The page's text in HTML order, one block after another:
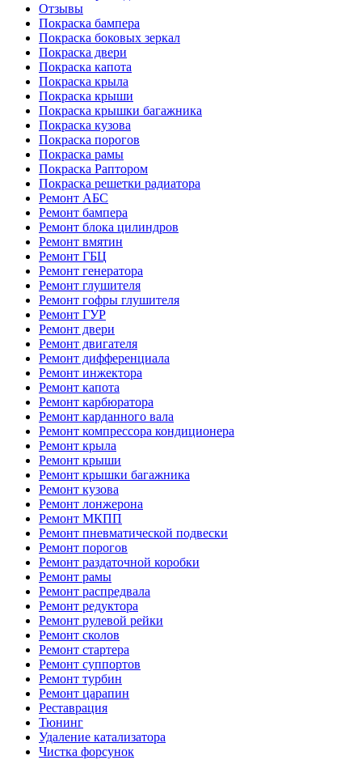
Отзывы
Покраска бампера
Покраска боковых зеркал
Покраска двери
Покраска капота
Покраска крыла
Покраска крыши
Покраска крышки багажника
Покраска кузова
Покраска порогов
Покраска рамы
Покраска Раптором
Покраска решетки радиатора
Ремонт АБС
Ремонт бампера
Ремонт блока цилиндров
Ремонт вмятин
Ремонт ГБЦ
Ремонт генератора
Ремонт глушителя
Ремонт гофры глушителя
Ремонт ГУР
Ремонт двери
Ремонт двигателя
Ремонт дифференциала
Ремонт инжектора
Ремонт капота
Ремонт карбюратора
Ремонт карданного вала
Ремонт компрессора кондиционера
Ремонт крыла
Ремонт крыши
Ремонт крышки багажника
Ремонт кузова
Ремонт лонжерона
Ремонт МКПП
Ремонт пневматической подвески
Ремонт порогов
Ремонт раздаточной коробки
Ремонт рамы
Ремонт распредвала
Ремонт редуктора
Ремонт рулевой рейки
Ремонт сколов
Ремонт стартера
Ремонт суппортов
Ремонт турбин
Ремонт царапин
Реставрация
Тюнинг
Удаление катализатора
Чистка форсунок